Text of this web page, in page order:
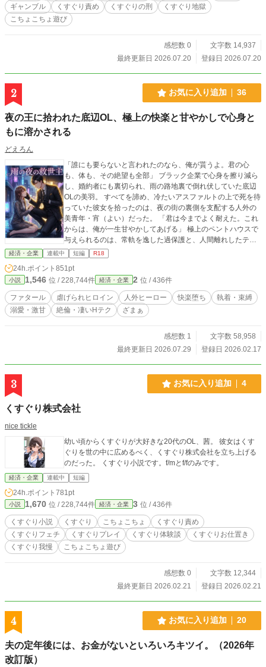
ギャンブル
くすぐり責め くすぐりの刑
くすぐり地獄
こちょこちょ遊び
感想数 0
文字数 14,937
最終更新日 2026.07.20
登録日 2026.07.20
2 お気に入り追加 36
夜の王に拾われた底辺OL、極上の快楽と甘やかしで心身と
もに溶かされる
どえろん
「誰にも要らないと言われたのなら、俺が貰うよ。君の心
も、体も、その絶望も全部」 ブラック企業で心身を擦り減ら
し、婚約者にも裏切られ、雨の路地裏で倒れ伏していた底辺
OLの美羽。 すべてを諦め、冷たいアスファルトの上で死を待
っていた彼女を拾ったのは、夜の街の裏側を支配する人外の
美青年・宵（よい）だった。 「君は今までよく耐えた。これ
からは、俺が一生甘やかしてあげる」 極上のペントハウスで
与えられるのは、常軌を逸した過保護と、人間離れしたテク
ニックによる絶頂の嵐。 これまで誰にも愛されることのなか
った美羽は、宵の狂おしいほどの執着と甘い毒牙によって、
抗う間もなく身も心もドロドロに溶かされていく。 傷ついた
心が満たされていくたび、身体は彼なしでは生きられないほ
どに開発されていき――。 やがて彼女を捨てた者たちがその
価値に気づき擦り寄ってくるが、夜の王の『極上の所有物』
となった美羽には、もう彼らの声など届かない。 これは、す
「世界で一番幸せな生贄」へと堕ちていく、極上の救済譚。
経済・企業 連載中 短編 R18
24h.ポイント 851pt
小説 1,546 位 / 228,744件 経済・企業 2 位 / 436件
ファタール 虐げられヒロイン 人外ヒーロー 快楽堕ち
執着・束縛
溺愛・激甘
絶倫・凄いHテク ざまぁ
感想数 1
文字数 58,958
最終更新日 2026.07.29
登録日 2026.02.17
3 お気に入り追加 4
くすぐり株式会社
nice tickle
幼い頃からくすぐりが大好きな20代のOL、茜。 彼女はくす
ぐりを世の中に広めるべく、くすぐり株式会社を立ち上げる
のだった。 くすぐり小説です。f/mとf/fのみです。
経済・企業 連載中 短編
24h.ポイント 781pt
小説 1,670 位 / 228,744件 経済・企業 3 位 / 436件
くすぐり小説 くすぐり こちょこちょ
くすぐり責め
くすぐりフェチ
くすぐりプレイ くすぐり体験談
くすぐりお仕置き
くすぐり我慢
こちょこちょ遊び
感想数 0
文字数 12,344
最終更新日 2026.02.21
登録日 2026.02.21
4 お気に入り追加 20
夫の定年後には、お金がないといろいろキツイ。（2026年
改訂版）